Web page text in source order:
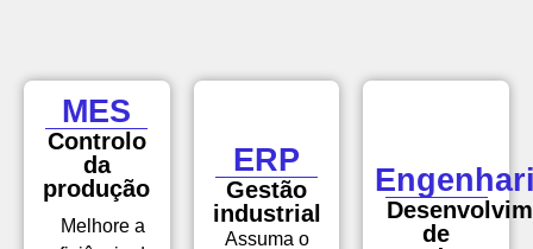
MES
Controlo
da
produção
Melhore a
ERP
Gestão
industrial
Assuma o
de